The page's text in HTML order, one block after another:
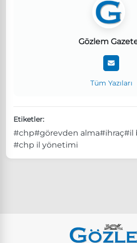
Gözlem
Tüm Yazıları
Etiketler:
#chp#görevden alma#ihraç#il
#chp il yönetimi